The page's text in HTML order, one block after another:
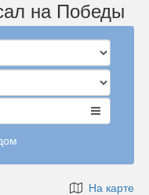
на Победы
На карте